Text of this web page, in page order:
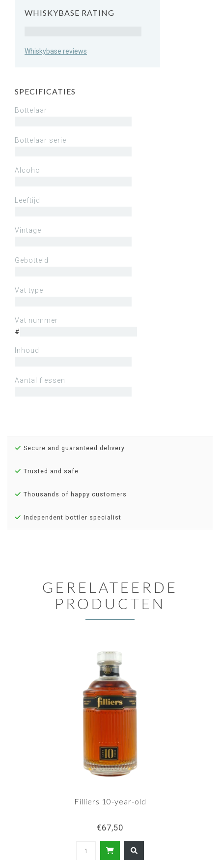
WHISKYBASE RATING
Whiskybase reviews
SPECIFICATIES
Bottelaar
Bottelaar serie
Alcohol
Leeftijd
Vintage
Gebotteld
Vat type
Vat nummer
#
Inhoud
Aantal flessen
Secure and guaranteed delivery
Trusted and safe
Thousands of happy customers
Independent bottler specialist
GERELATEERDE
PRODUCTEN
Filliers 10-year-old
€67,50